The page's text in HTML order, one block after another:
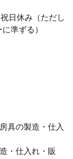
日休み（ただし
準ずる）
具の製造・仕入
・仕入れ・販